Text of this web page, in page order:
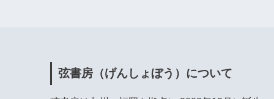
弦書房（げんしょぼう）について